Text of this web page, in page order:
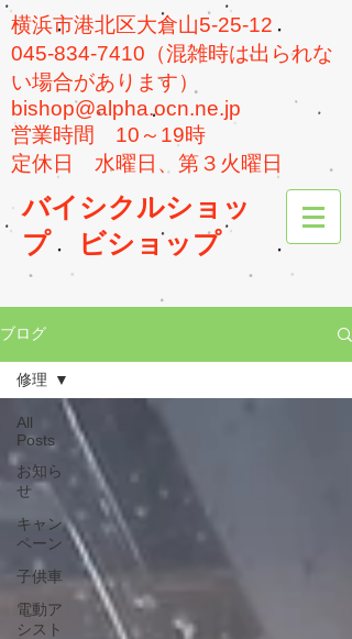
横浜市港北区大倉山5-25-12
045-834-7410（混雑時は出られな
い場合があります）
bishop@alpha.ocn.ne.jp
​営業時間 10～19時
​定休日 水曜日、第３火曜日
バイシクルショッ
プ
ビショップ
ブログ
All
Posts
お知ら
せ
キャン
ペーン
子供車
電動ア
シスト
修理